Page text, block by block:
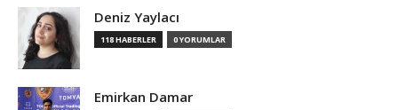
Deniz Yaylacı
118 HABERLER 0 YORUMLAR
Emirkan Damar